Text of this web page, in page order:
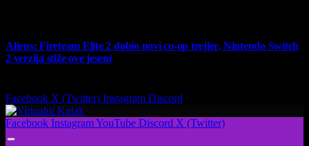
Aliens: Fireteam Elite 2 dobio novi co-op trejler, Nintendo Switch
2 verzija stiže ove jeseni
Facebook X (Twitter) Instagram Discord
Facebook InstagramYouTube Discord X (Twitter)